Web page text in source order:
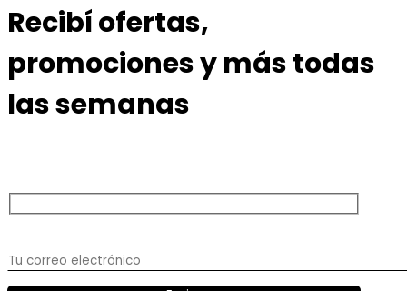
Recibí ofertas,
promociones y más todas
las semanas